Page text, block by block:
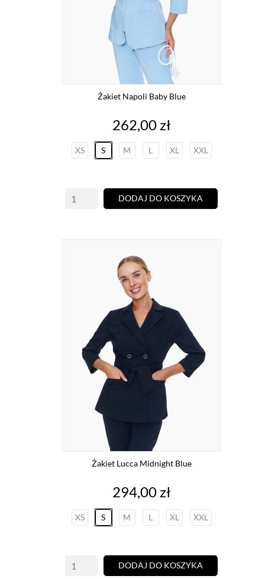
Żakiet Napoli Baby Blue
Cena
262,00 zł
XS S M L XL XXL
DODAJ DO KOSZYKA
Żakiet Lucca Midnight Blue
Cena
294,00 zł
XS S M L XL XXL
DODAJ DO KOSZYKA